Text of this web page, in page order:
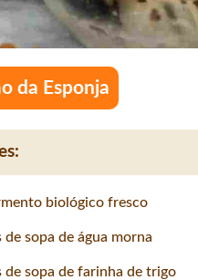
da Esponja
biológico fresco
de sopa de água morna
de sopa de farinha de trigo